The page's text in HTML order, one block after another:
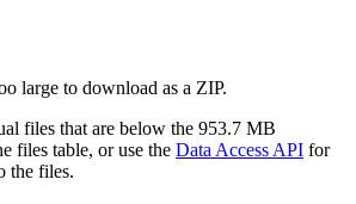
large to download as a ZIP.
files that are below the 953.7 MB
files table, or use the Data Access API for
the files.